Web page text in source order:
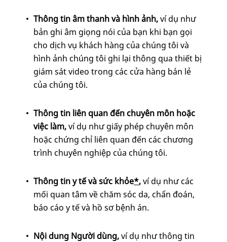
Thông tin âm thanh và hình ảnh,ví dụ như
bản ghi âm giọng nói của bạn khi bạn gọi
cho dịch vụ khách hàng của chúng tôi và
hình ảnh chúng tôi ghi lại thông qua thiết bị
giám sát video trong các cửa hàng bán lẻ
của chúng tôi.
Thông tin liên quan đến chuyên môn hoặc
việc làm,ví dụ như giấy phép chuyên môn
hoặc chứng chỉ liên quan đến các chương
trình chuyên nghiệp của chúng tôi.
Thông tin y tế và sức khỏe*,ví dụ như các
mối quan tâm về chăm sóc da, chẩn đoán,
báo cáo y tế và hồ sơ bệnh án.
Nội dung Người dùng,ví dụ như thông tin